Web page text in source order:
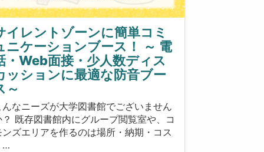
イレントゾーンに簡単コミ
ニケーションブース！ ～ 電
・Web面接・少人数ディス
ッションに最適な防音ブー
～
んなニーズが大学図書館でございません
？ 既存図書館内にグループ閲覧室や、コ
ンズエリアを作るのは場所・納期・コス
…